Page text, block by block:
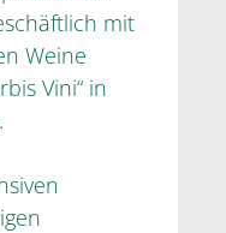
mit
Weine
Vini“ in